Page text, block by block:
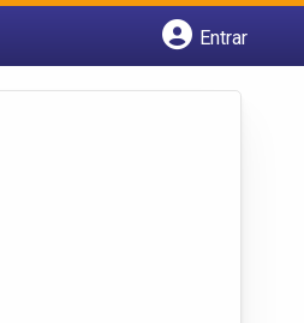
Entrar